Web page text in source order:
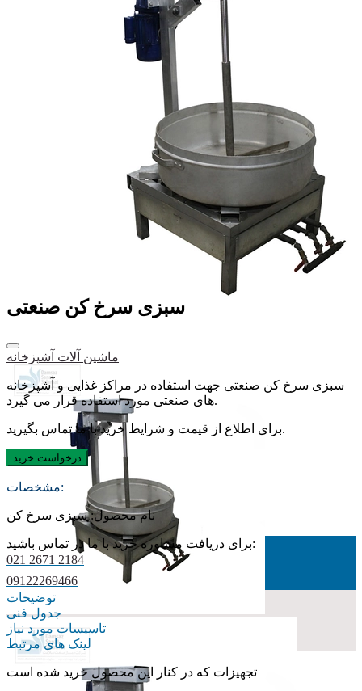
سبزی سرخ کن صنعتی
ماشین آلات آشپزخانه
سبزی سرخ کن صنعتی جهت استفاده در مراکز غذایی و آشپزخانه
های صنعتی مورد استفاده قرار می گیرد.
برای اطلاع از قیمت و شرایط خرید با ما تماس بگیرید.
درخواست خرید
مشخصات:
نام محصول: سبزی سرخ کن
برای دریافت مشاوره خرید با ما در تماس باشید:
021 2671 2184
09122269466
توضیحات
جدول فنی
تاسیسات مورد نیاز
لینک های مرتبط
تجهیزات که در کنار این محصول خرید شده است